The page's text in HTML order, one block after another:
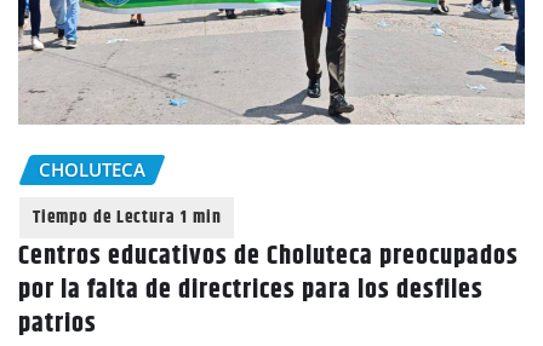
CHOLUTECA
Centros educativos de Choluteca preocupados
por la falta de directrices para los desfiles
patrios